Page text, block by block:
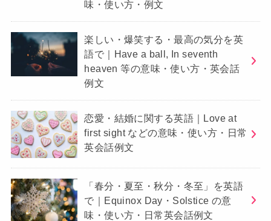
味・使い方・例文
楽しい・爆笑する・最高の気分を英
語で｜Have a ball, In seventh
heaven 等の意味・使い方・英会話
例文
恋愛・結婚に関する英語｜Love at
first sight などの意味・使い方・日常
英会話例文
「春分・夏至・秋分・冬至」を英語
で｜Equinox Day・Solstice の意
味・使い方・日常英会話例文